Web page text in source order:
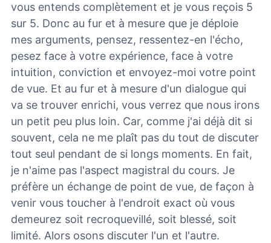
vous entends complètement et je vous reçois 5
sur 5. Donc au fur et à mesure que je déploie
mes arguments, pensez, ressentez-en l'écho,
pesez face à votre expérience, face à votre
intuition, conviction et envoyez-moi votre point
de vue. Et au fur et à mesure d'un dialogue qui
va se trouver enrichi, vous verrez que nous irons
un petit peu plus loin. Car, comme j'ai déjà dit si
souvent, cela ne me plaît pas du tout de discuter
tout seul pendant de si longs moments. En fait,
je n'aime pas l'aspect magistral du cours. Je
préfère un échange de point de vue, de façon à
venir vous toucher à l'endroit exact où vous
demeurez soit recroquevillé, soit blessé, soit
limité. Alors osons discuter l'un et l'autre.